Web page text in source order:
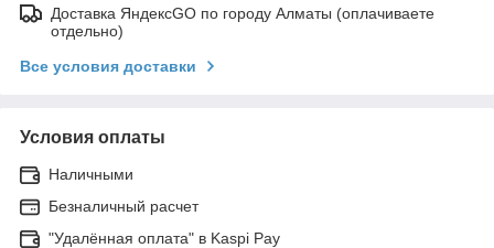
Доставка ЯндексGO по городу Алматы (оплачиваете
отдельно)
Все условия доставки
Условия оплаты
Наличными
Безналичный расчет
"Удалённая оплата" в Kaspi Pay